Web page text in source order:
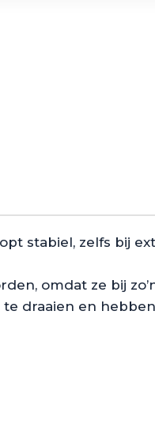
stabiel, zelfs bij
omdat ze bij
draaien en